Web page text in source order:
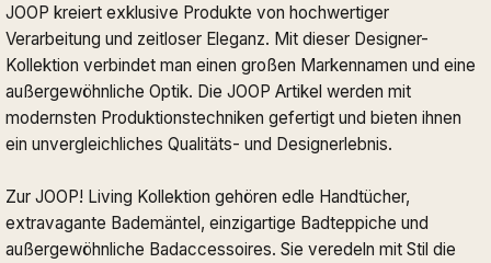
JOOP kreiert exklusive Produkte von hochwertiger
Verarbeitung und zeitloser Eleganz. Mit dieser Designer-
Kollektion verbindet man einen großen Markennamen und eine
außergewöhnliche Optik. Die JOOP Artikel werden mit
modernsten Produktionstechniken gefertigt und bieten ihnen
ein unvergleichliches Qualitäts- und Designerlebnis.
Zur JOOP! Living Kollektion gehören edle Handtücher,
extravagante Bademäntel, einzigartige Badteppiche und
außergewöhnliche Badaccessoires. Sie veredeln mit Stil die